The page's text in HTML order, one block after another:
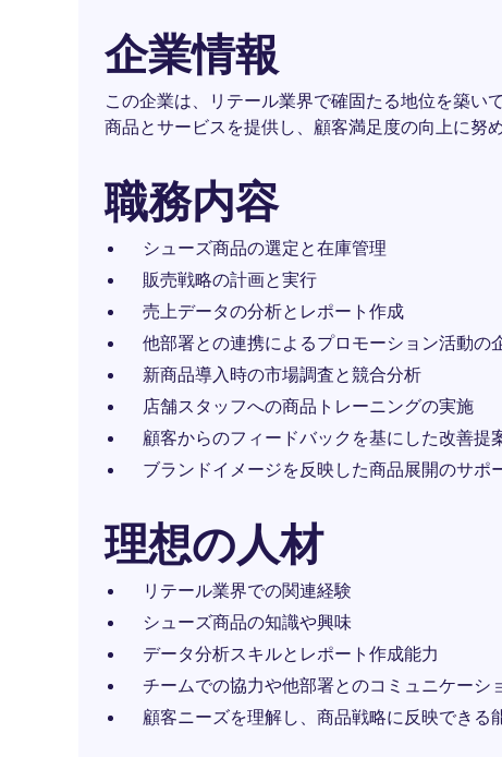
企業情報
この企業は、リテール業界で確固たる地位を築い
商品とサービスを提供し、顧客満足度の向上に努め
職務内容
シューズ商品の選定と在庫管理
販売戦略の計画と実行
売上データの分析とレポート作成
他部署との連携によるプロモーション活動の
新商品導入時の市場調査と競合分析
店舗スタッフへの商品トレーニングの実施
顧客からのフィードバックを基にした改善提
ブランドイメージを反映した商品展開のサポ
理想の人材
リテール業界での関連経験
シューズ商品の知識や興味
データ分析スキルとレポート作成能力
チームでの協力や他部署とのコミュニケーシ
顧客ニーズを理解し、商品戦略に反映できる